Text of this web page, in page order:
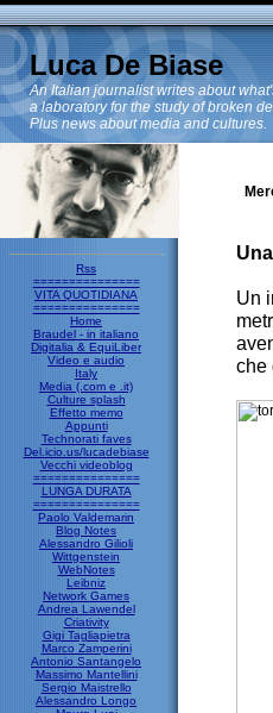
Luca De Biase
An Italian journalist writes about
a laboratory for the study of broken
Plus news about media and cultures.
Rss
===============
VITA QUOTIDIANA
===============
Home
Braudel - in italiano
Digitalia & EquiLiber
Video e audio
Italy
Media (.com e .it)
Culture splash
Effetto memo
Appunti
Technorati faves
Del.icio.us/lucadebiase
Vecchi videoblog
===============
LUNGA DURATA
===============
Paolo Valdemarin
Blog Notes
Alessandro Gilioli
Wittgenstein
WebNotes
Leibniz
Network Games
Andrea Lawendel
Criativity
Gigi Tagliapietra
Marco Zamperini
Antonio Santangelo
Massimo Mantellini
Sergio Maistrello
Alessandro Longo
Un
che